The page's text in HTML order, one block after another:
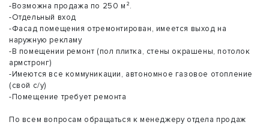
-Возможна продажа по 250 м².
-Отдельный вход
-Фасад помещения отремонтирован, имеется выход на
наружную рекламу
-В помещении ремонт (пол плитка, стены окрашены, потолок
армстронг)
-Имеются все коммуникации, автономное газовое отопление
(свой с/у)
-Помещение требует ремонта
По всем вопросам обращаться к менеджеру отдела продаж